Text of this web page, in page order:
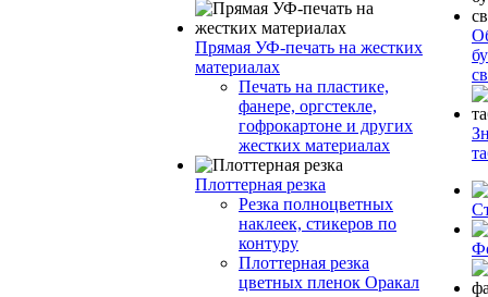
Прямая УФ-печать на жестких
материалах
Печать на пластике,
фанере, оргстекле,
гофрокартоне и других
жестких материалах
Плоттерная резка
Резка полноцветных
наклеек, стикеров по
контуру
Плоттерная резка
цветных пленок Оракал